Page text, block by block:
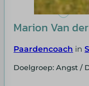
Marion Van
Paardencoach in
Doelgroep: Angst /